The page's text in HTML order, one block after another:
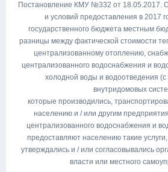
Постановление КМУ №332 от 18.05.2017.
и условий предоставления в 2017
государственного бюджета местным
разницы между фактической стоимости
централизованному отоплению,
централизованного водоснабжения и
холодной воды и водоотведения
внутридомовых
которые производились,
населению и / или другим
централизованного водоснабжения и
предоставляют населению такие
утверждались и / или согласовывались
власти или местного